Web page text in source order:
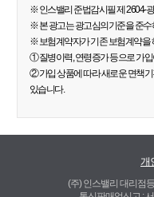
※ 인스밸리 준법감시필 제 2604-광
※ 본 광고는 광고심의기준을 준
※ 보험계약자가 기존 보험계약을
① 질병이력, 연령증가 등으로 가
② 가입 상품에 따라 새로운 면책
있습니다.
개
(주) 인스밸리 대리점